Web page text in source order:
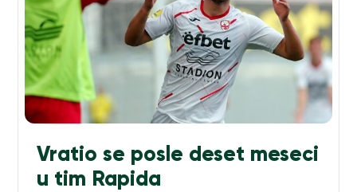
Vratio se posle deset meseci
u tim Rapida